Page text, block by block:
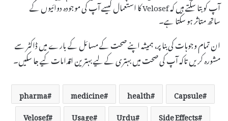
آپ کو بتا سکتے ہیں کہ Velosef کا استعمال کیسے آپ کی موجودہ دوائیوں کے
ساتھ متاثر ہو سکتا ہے۔
ان تمام وجوہات کی بنا پر، ہمیشہ اپنے صحت کے مسائل کے بارے میں ڈاکٹر سے
مشورہ کریں تاکہ آپ کی صحت میں بہتری کے لیے بہترین اقدامات کیے جا سکیں۔
Capsule
health
medicine
pharma
Side Effects
Urdu
Usage
Velosef